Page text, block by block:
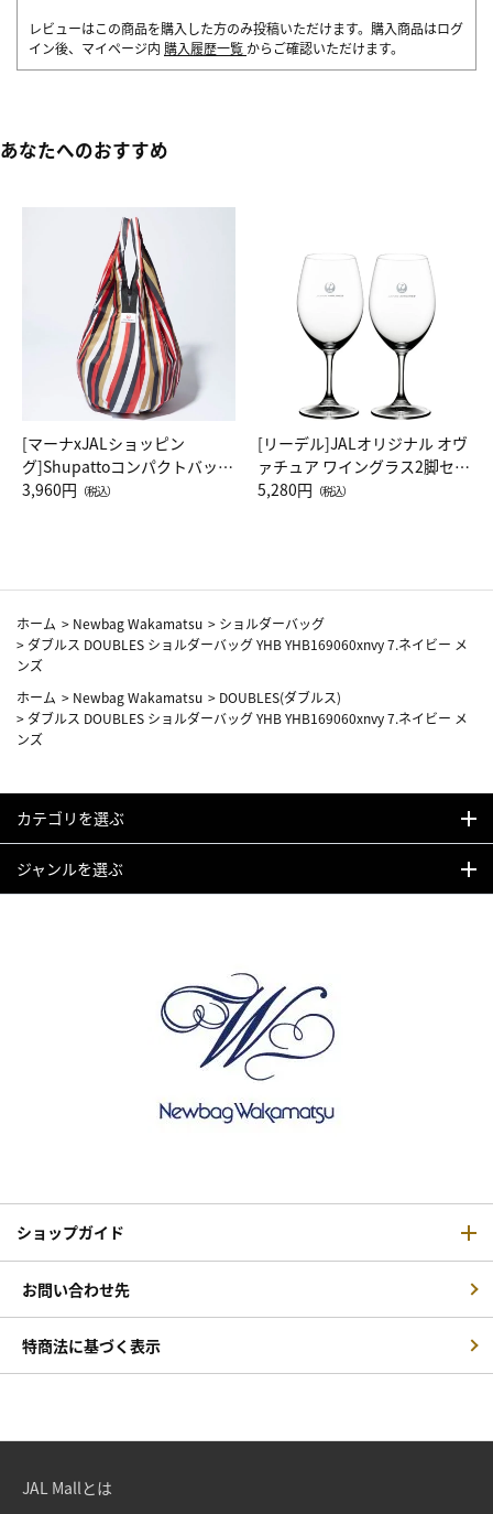
レビューはこの商品を購入した方のみ投稿いただけます。購入商品はログ
イン後、マイページ内 購入履歴一覧 からご確認いただけます。
あなたへのおすすめ
[マーナxJALショッピン
グ]Shupattoコンパクトバッグ
Drop JAL客室乗務員（LC）ス
3,960円 （税込）
[リーデル]JALオリジナル オヴ
ァチュア ワイングラス2脚セッ
ト（レッドワイン）
5,280円 （税込）
ホーム > Newbag Wakamatsu > ショルダーバッグ
> ダブルス DOUBLES ショルダーバッグ YHB YHB169060xnvy 7.ネイビー メ
ンズ
ホーム > Newbag Wakamatsu > DOUBLES(ダブルス)
> ダブルス DOUBLES ショルダーバッグ YHB YHB169060xnvy 7.ネイビー メ
ンズ
カテゴリを選ぶ
ジャンルを選ぶ
ショップガイド
お問い合わせ先
特商法に基づく表示
JAL Mallとは